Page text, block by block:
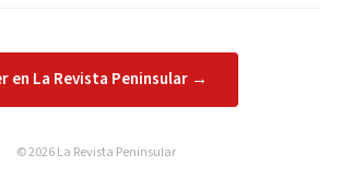
en La Revista Peninsular →
© 2026 La Revista Peninsular